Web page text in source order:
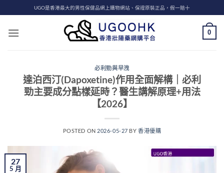
to
content
UGO是香港最大的男性保健品網上購物網站、保證原裝正品，假一賠十
0
必利勁與早洩
達泊西汀(Dapoxetine)作用全面解構｜必利
勁主要成分點樣延時？醫生講解原理+用法
【2026】
POSTED ON 2026-05-27 BY香港優購
27
5 月